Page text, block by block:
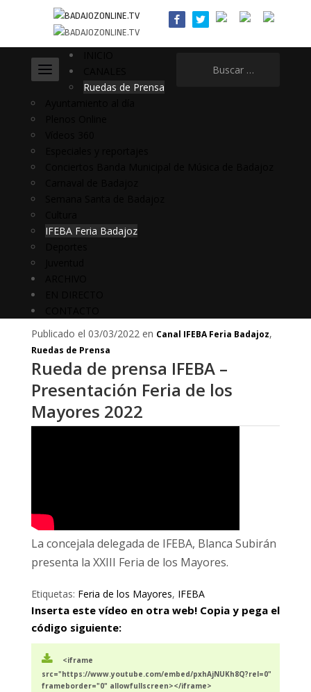
Ruedas de Prensa
IFEBA Feria Badajoz
Publicado el 03/03/2022 en Canal IFEBA Feria Badajoz,
Ruedas de Prensa
Rueda de prensa IFEBA –
Presentación Feria de los
Mayores 2022
La concejala delegada de IFEBA, Blanca Subirán
presenta la XXIII Feria de los Mayores.
Etiquetas: Feria de los Mayores, IFEBA
Inserta este vídeo en otra web! Copia y pega el
código siguiente:
<iframe
src="https://www.youtube.com/embed/pxhAjNUKh8Q?rel=0"
frameborder="0" allowfullscreen></iframe>